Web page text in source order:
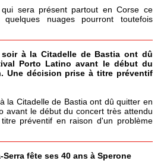
sera présent partout en Corse ce
nuages pourront toutefois
à la Citadelle de Bastia ont dû
Porto Latino avant le début du
Une décision prise à titre préventif
la Citadelle de Bastia ont dû quitter en
avant le début du concert très attendu
préventif en raison d'un problème
fête ses 40 ans à Sperone